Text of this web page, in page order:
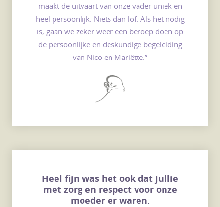
maakt de uitvaart van onze vader uniek en
heel persoonlijk. Niets dan lof. Als het nodig
is, gaan we zeker weer een beroep doen op
de persoonlijke en deskundige begeleiding
van Nico en Mariëtte.”
Heel fijn was het ook dat jullie
met zorg en respect voor onze
moeder er waren.